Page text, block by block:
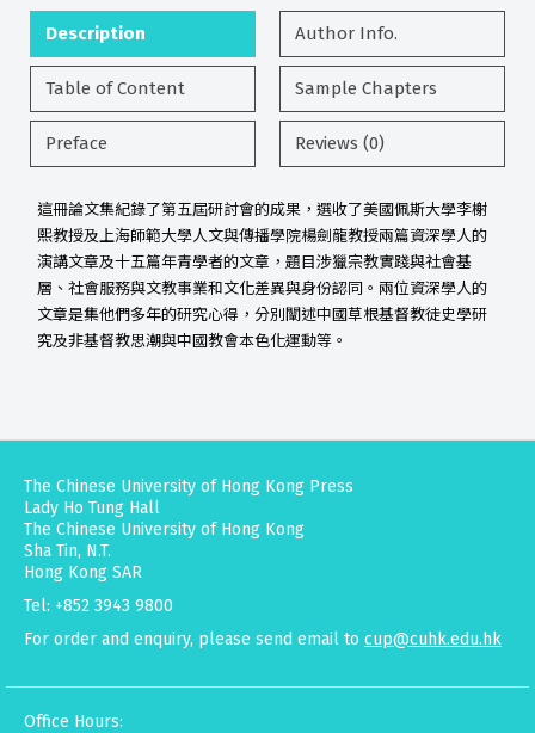
Description Author Info.
Table of Content Sample Chapters
Preface Reviews (0)
這冊論文集紀錄了第五屆研討會的成果，選收了美國佩斯大學李榭
熙教授及上海師範大學人文與傳播學院楊劍龍教授兩篇資深學人的
演講文章及十五篇年青學者的文章，題目涉獵宗教實踐與社會基
層、社會服務與文教事業和文化差異與身份認同。兩位資深學人的
文章是集他們多年的研究心得，分別闡述中國草根基督教徒史學研
究及非基督教思潮與中國教會本色化運動等。
The Chinese University of Hong Kong Press
Lady Ho Tung Hall
The Chinese University of Hong Kong
Sha Tin, N.T.
Hong Kong SAR
Tel: +852 3943 9800
For order and enquiry, please send email to cup@cuhk.edu.hk
Office Hours: